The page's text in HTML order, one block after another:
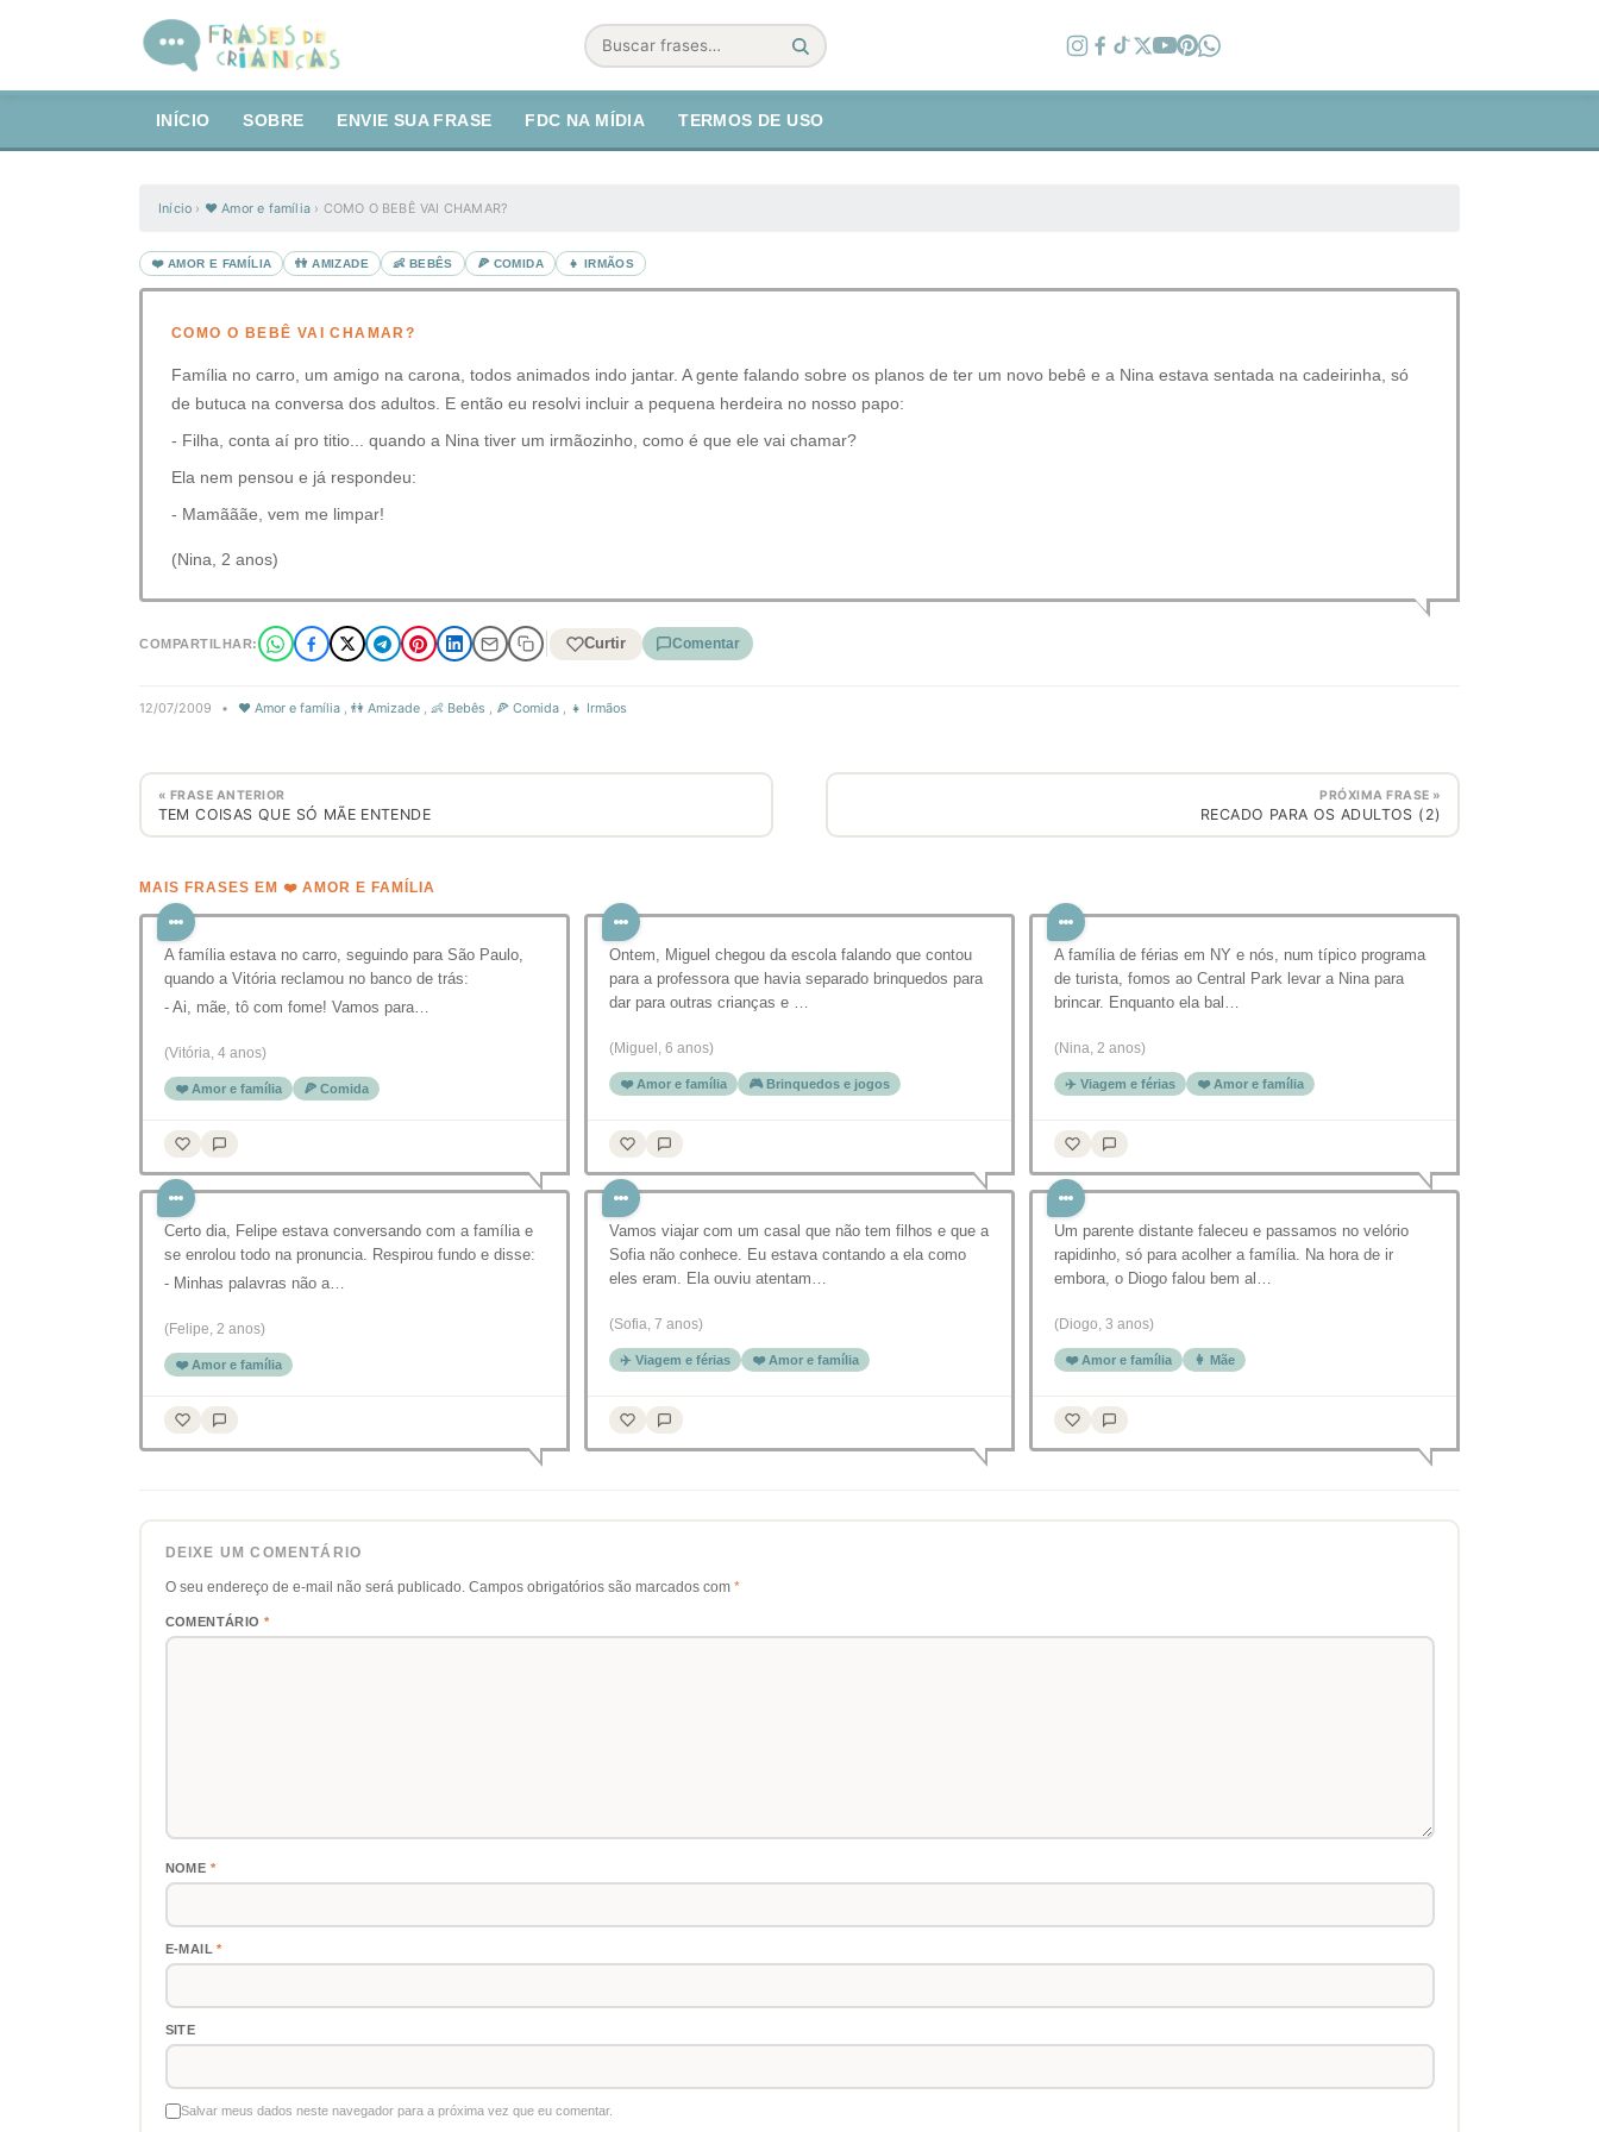
Buscar
INÍCIO SOBRE ENVIE SUA FRASE FDC NA MÍDIA TERMOS DE USO
Início › ❤️ Amor e família › COMO O BEBÊ VAI CHAMAR?
❤️ AMOR E FAMÍLIA 👫 AMIZADE 👶 BEBÊS 🍕 COMIDA 👧 IRMÃOS
COMO O BEBÊ VAI CHAMAR?
Família no carro, um amigo na carona, todos animados indo jantar. A gente falando sobre os planos de ter um novo bebê e a Nina estava sentada na cadeirinha, só
de butuca na conversa dos adultos. E então eu resolvi incluir a pequena herdeira no nosso papo:
- Filha, conta aí pro titio... quando a Nina tiver um irmãozinho, como é que ele vai chamar?
Ela nem pensou e já respondeu:
- Mamãããe, vem me limpar!
(Nina, 2 anos)
COMPARTILHAR: Curtir Comentar
12/07/2009 • ❤️ Amor e família , 👫 Amizade , 👶 Bebês , 🍕 Comida , 👧 Irmãos
« FRASE ANTERIOR
TEM COISAS QUE SÓ MÃE ENTENDE
PRÓXIMA FRASE »
RECADO PARA OS ADULTOS (2)
MAIS FRASES EM ❤️ AMOR E FAMÍLIA
A família estava no carro, seguindo para São Paulo,
quando a Vitória reclamou no banco de trás:
- Ai, mãe, tô com fome! Vamos para…
(Vitória, 4 anos)
❤️ Amor e família 🍕 Comida
Ontem, Miguel chegou da escola falando que contou
para a professora que havia separado brinquedos para
dar para outras crianças e …
(Miguel, 6 anos)
❤️ Amor e família 🎮 Brinquedos e jogos
A família de férias em NY e nós, num típico programa
de turista, fomos ao Central Park levar a Nina para
brincar. Enquanto ela bal…
(Nina, 2 anos)
✈️ Viagem e férias ❤️ Amor e família
Certo dia, Felipe estava conversando com a família e
se enrolou todo na pronuncia. Respirou fundo e disse:
- Minhas palavras não a…
(Felipe, 2 anos)
❤️ Amor e família
Vamos viajar com um casal que não tem filhos e que a
Sofia não conhece. Eu estava contando a ela como
eles eram. Ela ouviu atentam…
(Sofia, 7 anos)
✈️ Viagem e férias ❤️ Amor e família
Um parente distante faleceu e passamos no velório
rapidinho, só para acolher a família. Na hora de ir
embora, o Diogo falou bem al…
(Diogo, 3 anos)
❤️ Amor e família 👩 Mãe
DEIXE UM COMENTÁRIO
O seu endereço de e-mail não será publicado. Campos obrigatórios são marcados com *
COMENTÁRIO *
NOME *
E-MAIL*
SITE
Salvar meus dados neste navegador para a próxima vez que eu comentar.